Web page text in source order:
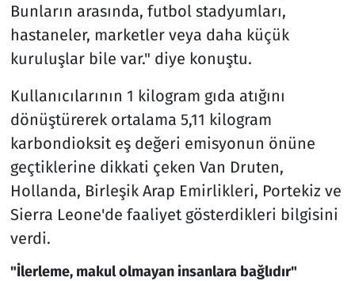
Bunların arasında, futbol stadyumları,
hastaneler, marketler veya daha küçük
kuruluşlar bile var." diye konuştu.
Kullanıcılarının 1 kilogram gıda atığını
dönüştürerek ortalama 5,11 kilogram
karbondioksit eş değeri emisyonun önüne
geçtiklerine dikkati çeken Van Druten,
Hollanda, Birleşik Arap Emirlikleri, Portekiz ve
Sierra Leone'de faaliyet gösterdikleri bilgisini
verdi.
"İlerleme, makul olmayan insanlara bağlıdır"